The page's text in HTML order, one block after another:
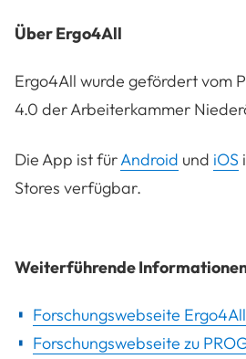
Über Ergo4All
Ergo4All wurde gefördert vom
4.0 der Arbeiterkammer
Die App ist fürAndroid und iOS
Stores verfügbar.
Weiterführende
Forschungswebseite Ergo4All
Forschungswebseite zu